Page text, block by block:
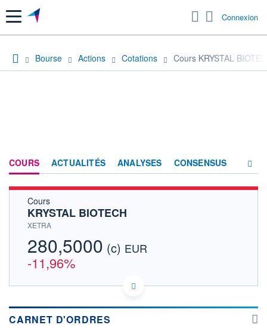
Menu Connexion
Bourse Actions Cotations Cours KRYSTAL
COURS ACTUALITÉS ANALYSES CONSENSUS
ACTIONNAIRES
Cours
KRYSTAL BIOTECH
XETRA
280,5000 (c) EUR
-11,96%
US5011471027 4KB
Cotation sur les autres places
CARNET D'ORDRES